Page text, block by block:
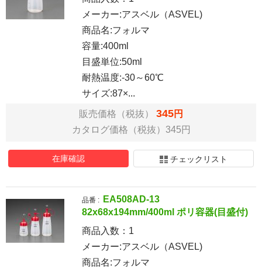
メーカー:アスベル（ASVEL)
商品名:フォルマ
容量:400ml
目盛単位:50ml
耐熱温度:-30～60℃
サイズ:87×...
販売価格（税抜） 345円
カタログ価格（税抜）345円
在庫確認 チェックリスト
品番 :
EA508AD-13
82x68x194mm/400ml ポリ容器(目盛付)
商品入数： 1
メーカー:アスベル（ASVEL)
商品名:フォルマ